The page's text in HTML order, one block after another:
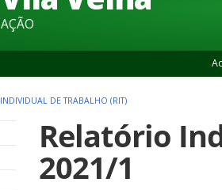
DE TRABALHO (RIT)
Relatório
2021/1